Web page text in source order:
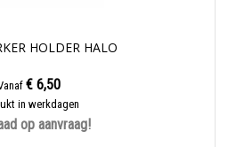
HOLDER HALO
€ 6,50
in werkdagen
op aanvraag!